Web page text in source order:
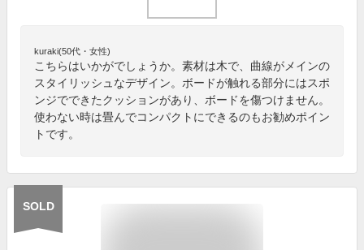
kuraki(50代・女性)
こちらはいかがでしょうか。素材は木で、曲線がメインの
スタイリッシュなデザイン。ボードが触れる部分にはスポ
ンジでできたクッションがあり、ボードを傷つけません。
使わない時は畳んでコンパクトにできるのもお勧めポイン
トです。
SOLD